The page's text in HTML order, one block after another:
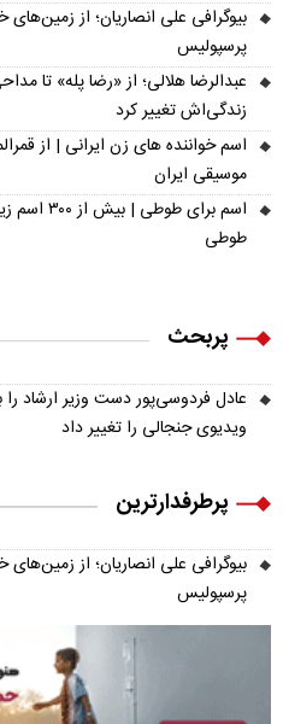
بیوگرافی علی انصاریان؛ از
پرسپولیس
عبدالرضا هلالی؛ از «رضا پله» تا
زندگی‌اش تغییر کرد
اسم خواننده های زن ایرانی | از
موسیقی ایران
اسم برای
طوطی
پربحث
عادل فردوسی‌پور دست وزیر ارشاد
ویدیوی جنجالی را تغییر داد
پرطرفدارترین
بیوگرافی علی انصاریان؛ از
پرسپولیس